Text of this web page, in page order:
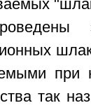
при
так